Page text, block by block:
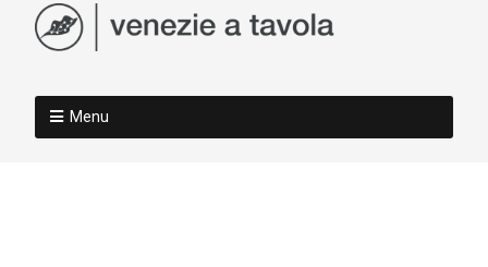
Menu